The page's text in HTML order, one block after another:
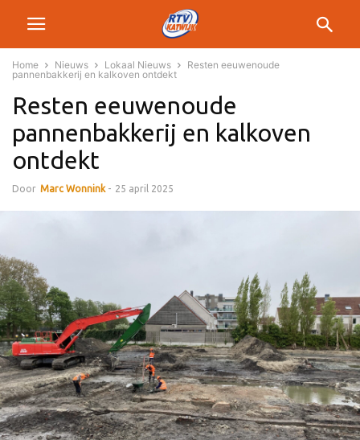
Home Nieuws Lokaal Nieuws
Resten eeuwenoude
pannenbakkerij en kalkoven ontdekt
Resten eeuwenoude
pannenbakkerij en kalkoven
ontdekt
Door Marc Wonnink - 25 april 2025